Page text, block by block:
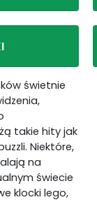
świetnie
takie hity jak
Niektóre,
na
świecie
klocki lego,